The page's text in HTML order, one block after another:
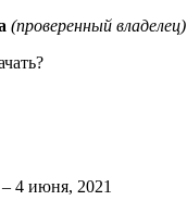
(проверенный владелец)
– 4 июня, 2021